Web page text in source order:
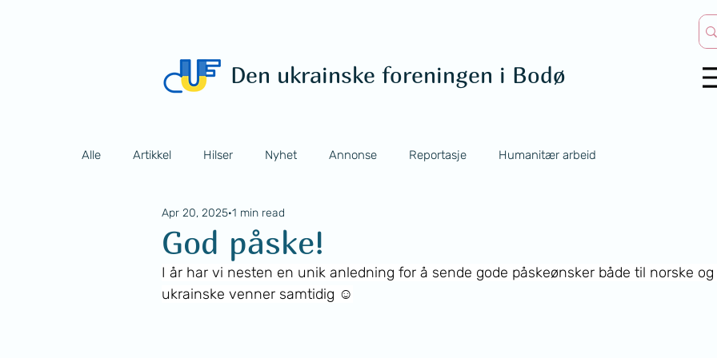
Den ukrainske foreningen i Bodø
Alle Artikkel Hilser Nyhet Annonse Reportasje Humanitær arbeid
God påske!
Apr 20, 2025 1 min read
I år har vi nesten en unik anledning for å sende gode påskeønsker både til norske og
ukrainske venner samtidig ☺️